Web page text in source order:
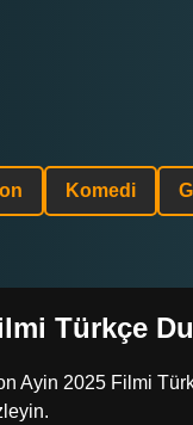
Komedi
Türkçe
Ayin 2025 Filmi